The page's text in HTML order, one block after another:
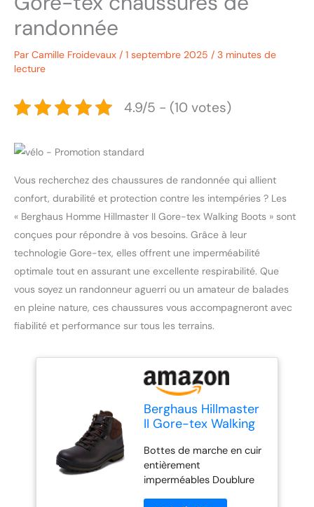
randonnée
Par Camille Froidevaux / 1 septembre 2025 / 3 minutes de
lecture
4.9/5 - (10 votes)
Vous recherchez des chaussures de randonnée qui allient
confort, durabilité et protection contre les intempéries ? Les
« Berghaus Homme Hillmaster II Gore-tex Walking Boots » sont
conçues pour répondre à vos besoins. Grâce à leur
technologie Gore-tex, elles offrent une imperméabilité
optimale tout en assurant une excellente respirabilité. Que
vous soyez un randonneur aguerri ou un amateur de balades
en pleine nature, ces chaussures vous accompagneront avec
fiabilité et performance sur tous les terrains.
Berghaus Hillmaster
II Gore-tex Walking
de Randonnée
Hautes Homme,
Marron (Coffee
Brown Bj8), 45 EU
Bottes de marche en cuir
entièrement
imperméables Doublure